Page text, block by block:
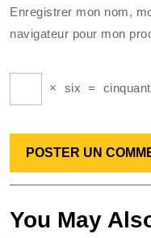
Enregistrer mon nom,
navigateur pour mon
× six =
You May